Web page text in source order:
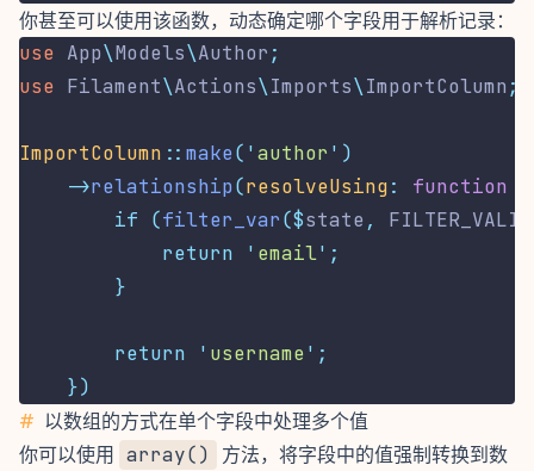
你甚至可以使用该函数，动态确定哪个字段用于解析记录：
use App\Models\Author ;
use Filament\Actions\Imports\ImportColumn ;
ImportColumn :: make( 'author ' )
->relationship(resolveUsing: function
if
(filter_var($state ,
return
' email' ;
}
return ' username ' ;
})
# 以数组的方式在单个字段中处理多个值
你可以使用
array() 方法，将字段中的值强制转换到数